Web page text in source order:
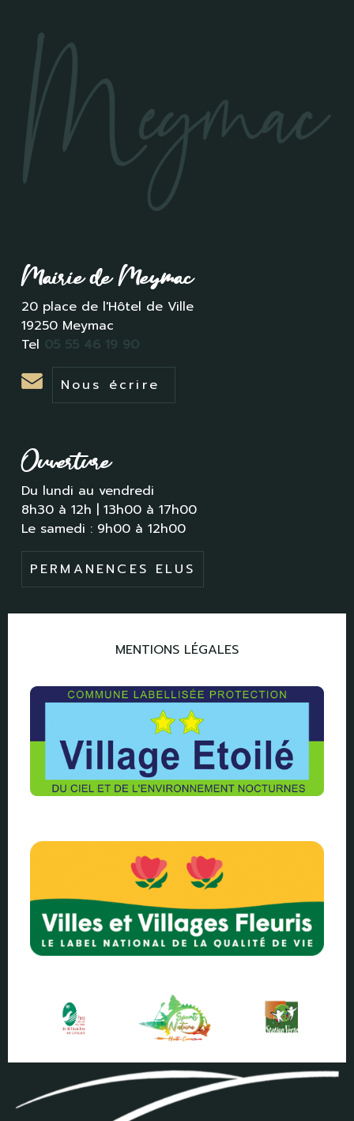
Mairie de Meymac
20 place de l'Hôtel de Ville
19250 Meymac
Tel 05 55 46 19 90
Nous écrire
Ouverture
Du lundi au vendredi
8h30 à 12h | 13h00 à 17h00
Le samedi : 9h00 à 12h00
PERMANENCES ELUS
MENTIONS LÉGALES